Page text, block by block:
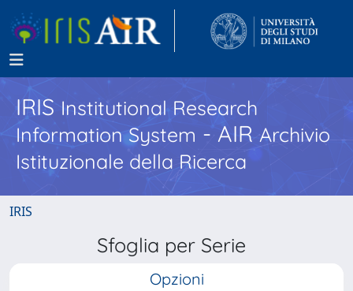
IRISInstitutional Research
Information System - AIR Archivio
Istituzionale della Ricerca
IRIS
Sfoglia per Serie
Opzioni